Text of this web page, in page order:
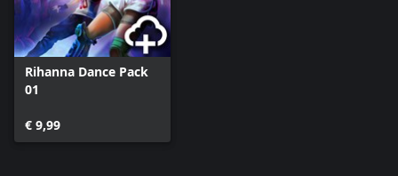
Rihanna Dance Pack
01
€ 9,99